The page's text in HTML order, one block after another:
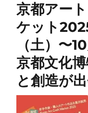
京都アー
ケット
（土）〜
京都文化
と創造が